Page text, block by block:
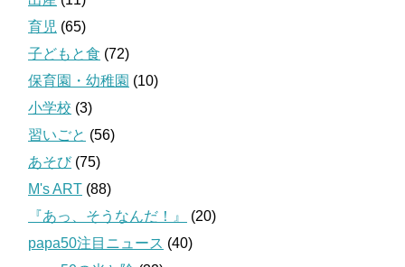
育児 (65)
子どもと食 (72)
保育園・幼稚園 (10)
小学校 (3)
習いごと (56)
あそび(75)
M's ART (88)
『あっ、そうなんだ！』
(20)
papa50注目ニュース (40)